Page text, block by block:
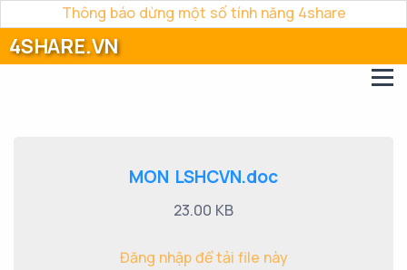
Thông báo dừng một số tính năng 4share
4SHARE.VN
MON LSHCVN.doc
23.00 KB
Đăng nhập để tải file này